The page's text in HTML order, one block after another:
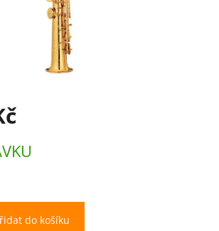
do košíku